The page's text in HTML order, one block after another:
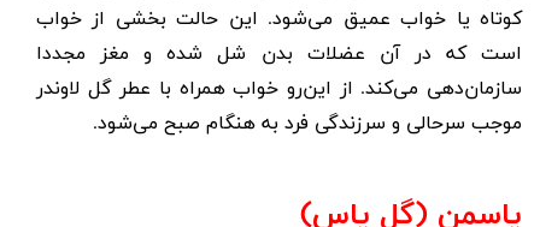
کوتاه یا خواب عمیق می‌شود. این حالت بخشی از خواب
است که در آن عضلات بدن شل شده و مغز مجددا
سازمان‌دهی می‌کند. از این‌رو خواب همراه با عطر گل لاوندر
موجب سرحالی و سرزندگی فرد به هنگام صبح می‌شود.
یاسمن (گل یاس)